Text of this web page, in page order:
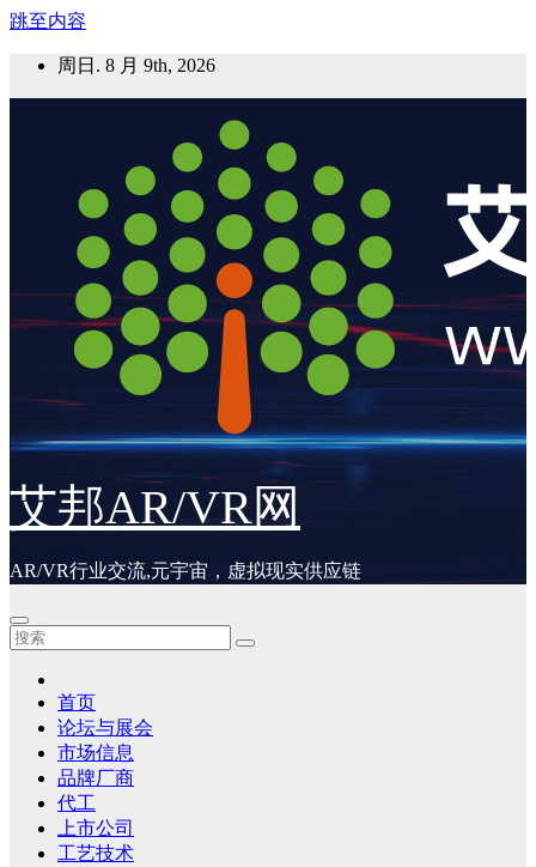
跳至内容
周日. 8 月 9th, 2026
艾邦AR/VR网
AR/VR行业交流,元宇宙，虚拟现实供应链
首页
论坛与展会
市场信息
品牌厂商
代工
上市公司
工艺技术